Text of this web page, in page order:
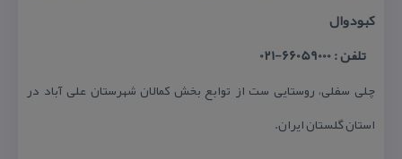
كبودوال
تلفن : 66059000-021
چلی سفلی، روستایی ست از توابع بخش كمالان شهرستان علی آباد در
استان گلستان ایران.